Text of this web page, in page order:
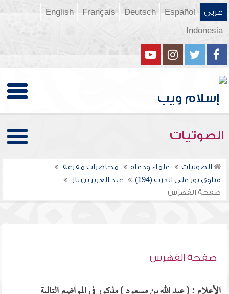
عربي Español
Deutsch
Français
English
Indonesia
الصوتيات
الصوتيات علماء ودعاة
محاضرات مفرغة
فتاوى نور على الدرب (194)
عبد العزيز بن باز
صفحة الفهرس
صفحة الفهرس